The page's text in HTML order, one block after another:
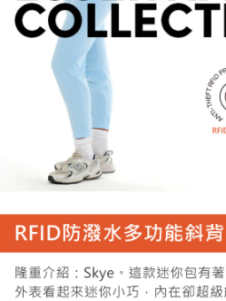
請求用戶進行身份認證。
５．嚴禁一人註冊多個帳號或使用他人資
恩沛科技股份有限公司將有權停止該用戶